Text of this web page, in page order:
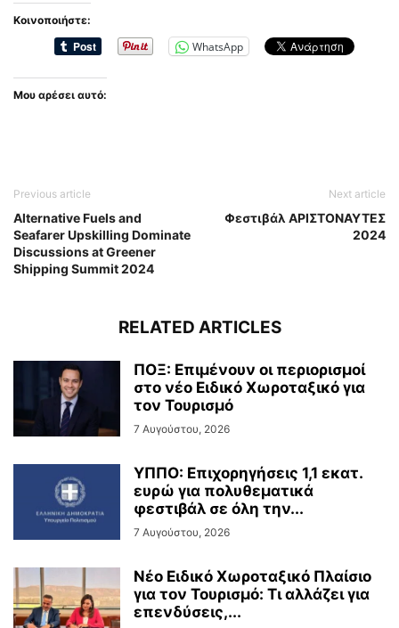
Κοινοποιήστε:
WhatsApp
Μου αρέσει αυτό:
Previous article
Alternative Fuels and
Seafarer Upskilling Dominate
Discussions at Greener
Shipping Summit 2024
Next article
Φεστιβάλ ΑΡΙΣΤΟΝΑΥΤΕΣ
2024
RELATED ARTICLES
ΠΟΞ: Επιμένουν οι περιορισμοί
στο νέο Ειδικό Χωροταξικό για
τον Τουρισμό
7 Αυγούστου, 2026
ΥΠΠΟ: Επιχορηγήσεις 1,1 εκατ.
ευρώ για πολυθεματικά
φεστιβάλ σε όλη την...
7 Αυγούστου, 2026
Νέο Ειδικό Χωροταξικό Πλαίσιο
για τον Τουρισμό: Τι αλλάζει για
επενδύσεις,...